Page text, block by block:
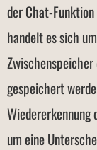
der Chat-
handelt es sich
gespeichert
Wiedererkennung
um eine